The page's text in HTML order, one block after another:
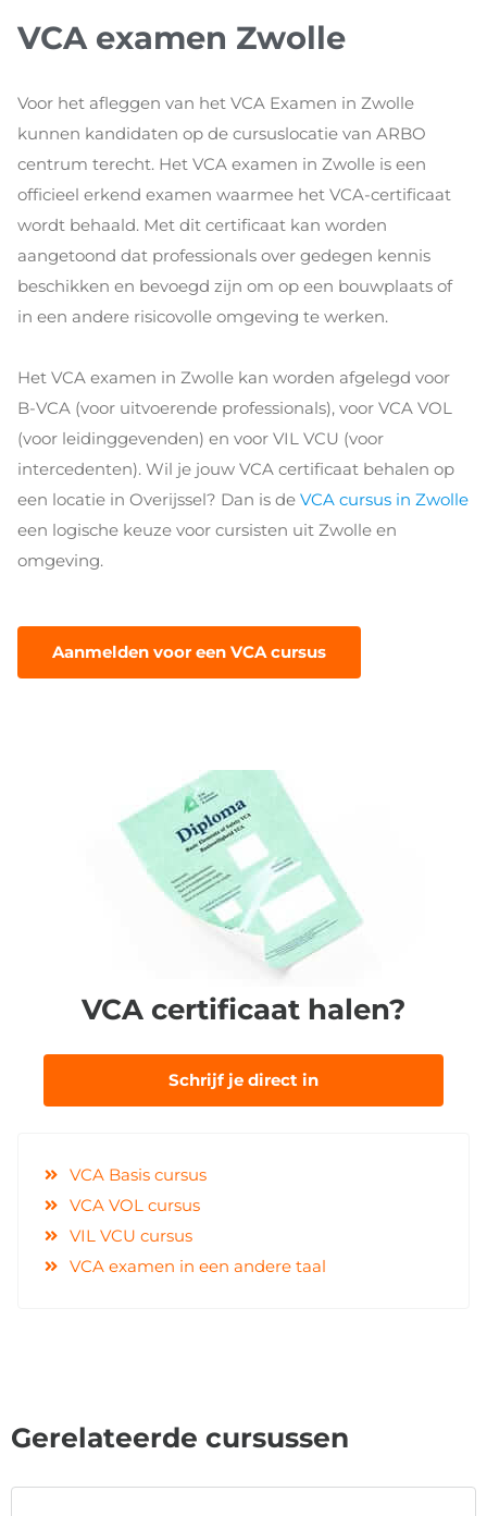
VCA examen Zwolle
Voor het afleggen van het VCA Examen in Zwolle
kunnen kandidaten op de cursuslocatie van ARBO
centrum terecht. Het VCA examen in Zwolle is een
officieel erkend examen waarmee het VCA-certificaat
wordt behaald. Met dit certificaat kan worden
aangetoond dat professionals over gedegen kennis
beschikken en bevoegd zijn om op een bouwplaats of
in een andere risicovolle omgeving te werken.
Het VCA examen in Zwolle kan worden afgelegd voor
B-VCA (voor uitvoerende professionals), voor VCA VOL
(voor leidinggevenden) en voor VIL VCU (voor
intercedenten). Wil je jouw VCA certificaat behalen op
een locatie in Overijssel? Dan is de VCA cursus in Zwolle
een logische keuze voor cursisten uit Zwolle en
omgeving.
Aanmelden voor een VCA cursus
VCA certificaat halen?
Schrijf je direct in
VCA Basis cursus
VCA VOL cursus
VIL VCU cursus
VCA examen in een andere taal
Gerelateerde cursussen